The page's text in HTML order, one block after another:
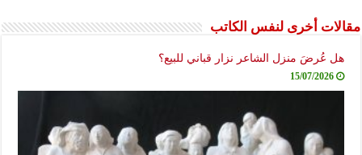
أخرى لنفس الكاتب
عُرضَ منزل الشاعر نزار قباني للبيع؟
15/07/2026